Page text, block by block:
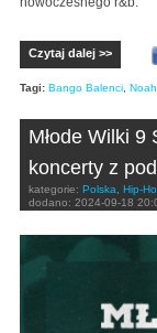
Czytaj dalej >>
Tagi: Bango Balenci Noah
Młode Wilki 9
koncerty z
kategorie: Polska Hip-
dodano: 2024-09-18